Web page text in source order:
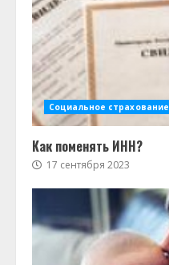
Социальное страхование
Как поменять ИНН?
17 сентября 2023